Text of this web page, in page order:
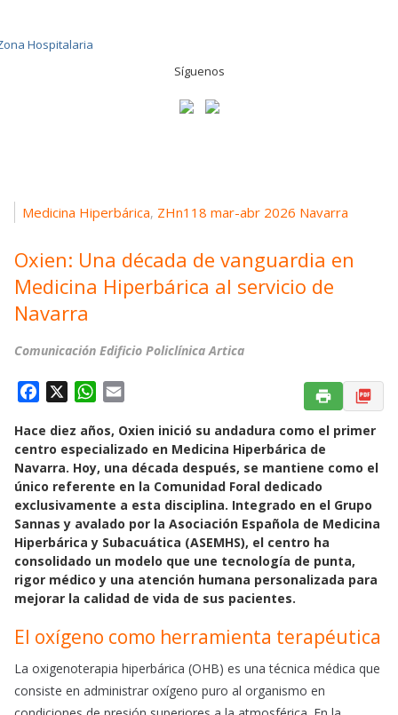
Síguenos
Medicina Hiperbárica, ZHn118 mar-abr 2026 Navarra
Oxien: Una década de vanguardia en
Medicina Hiperbárica al servicio de
Navarra
Comunicación Edificio Policlínica Artica
c
e
b
o
o
k
W
a
t
s
A
p
p
a
i
l
Hace diez años, Oxien inició su andadura como el primer
centro especializado en Medicina Hiperbárica de
Navarra. Hoy, una década después, se mantiene como el
único referente en la Comunidad Foral dedicado
exclusivamente a esta disciplina. Integrado en el Grupo
Sannas y avalado por la Asociación Española de Medicina
Hiperbárica y Subacuática (ASEMHS), el centro ha
consolidado un modelo que une tecnología de punta,
rigor médico y una atención humana personalizada para
mejorar la calidad de vida de sus pacientes.
El oxígeno como herramienta terapéutica
La oxigenoterapia hiperbárica (OHB) es una técnica médica que
consiste en administrar oxígeno puro al organismo en